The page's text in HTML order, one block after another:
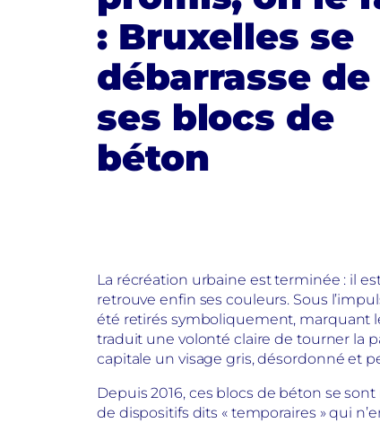
: Bruxelles se
débarrasse de
ses blocs de
béton
La récréation urbaine est terminée : il
retrouve enfin ses couleurs. Sous
été retirés symboliquement, marquant
traduit une volonté claire de tourner la
capitale un visage gris, désordonné et
Depuis 2016, ces blocs de béton se
de dispositifs dits « temporaires » qui